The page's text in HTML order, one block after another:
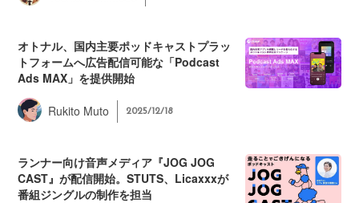
オトナル、国内主要ポッドキャストプラッ
トフォームへ広告配信可能な「Podcast
Ads MAX」を提供開始
Rukito Muto 2025/12/18
ランナー向け音声メディア『JOG JOG
CAST』が配信開始。STUTS、Licaxxxが
番組ジングルの制作を担当